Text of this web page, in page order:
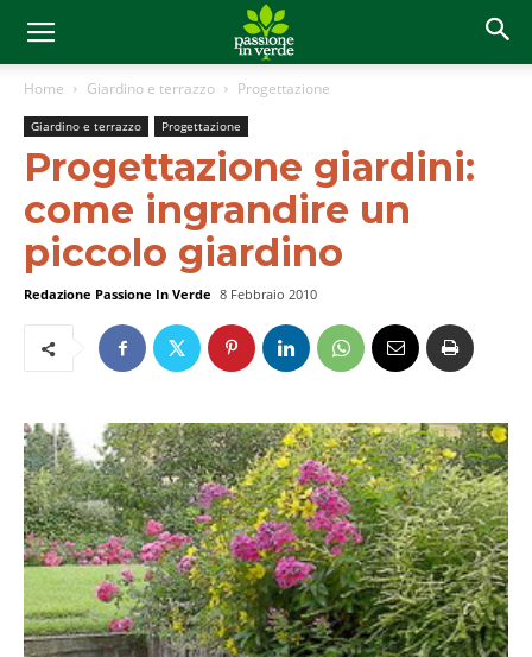
Home Giardino e terrazzo Progettazione
Giardino e terrazzo Progettazione
Progettazione giardini:
come ingrandire un
piccolo giardino
Redazione Passione In Verde 8 Febbraio 2010